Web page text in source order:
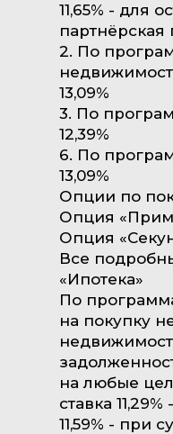
11,65% - для
партнёрская
2. По
13,09%
3. По
12,39%
6. По
13,09%
Опции по
Опция
Опция
Все
«Ипотека»
По
на покупку
на любые
ставка
11,59% - при